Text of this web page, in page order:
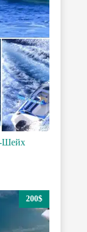
Шейх
200$